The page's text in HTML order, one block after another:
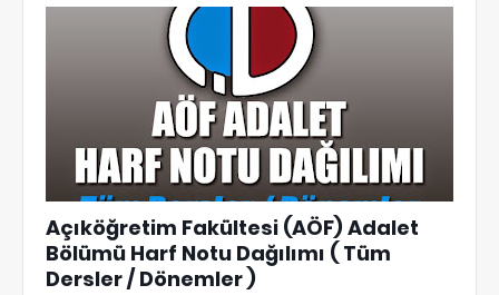
Açıköğretim Fakültesi (AÖF) Adalet
Bölümü Harf Notu Dağılımı ( Tüm
Dersler / Dönemler )